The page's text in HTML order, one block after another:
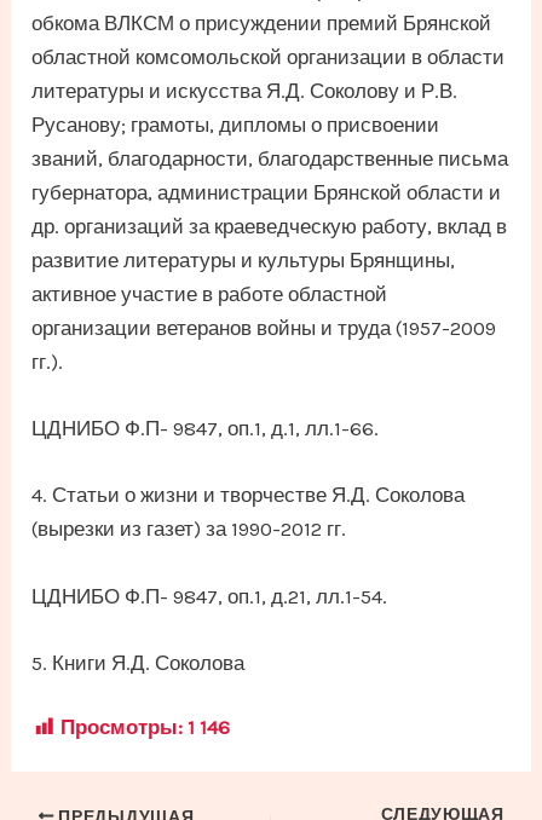
обкома ВЛКСМ о присуждении премий Брянской
областной комсомольской организации в области
литературы и искусства Я.Д. Соколову и Р.В.
Русанову; грамоты, дипломы о присвоении
званий, благодарности, благодарственные письма
губернатора, администрации Брянской области и
др. организаций за краеведческую работу, вклад в
развитие литературы и культуры Брянщины,
активное участие в работе областной
организации ветеранов войны и труда (1957-2009
гг.).
ЦДНИБО Ф.П- 9847, оп.1, д.1, лл.1-66.
4. Статьи о жизни и творчестве Я.Д. Соколова
(вырезки из газет) за 1990-2012 гг.
ЦДНИБО Ф.П- 9847, оп.1, д.21, лл.1-54.
5. Книги Я.Д. Соколова
Просмотры: 1 146
ПРЕДЫДУЩАЯ
СЛЕДУЮЩАЯ